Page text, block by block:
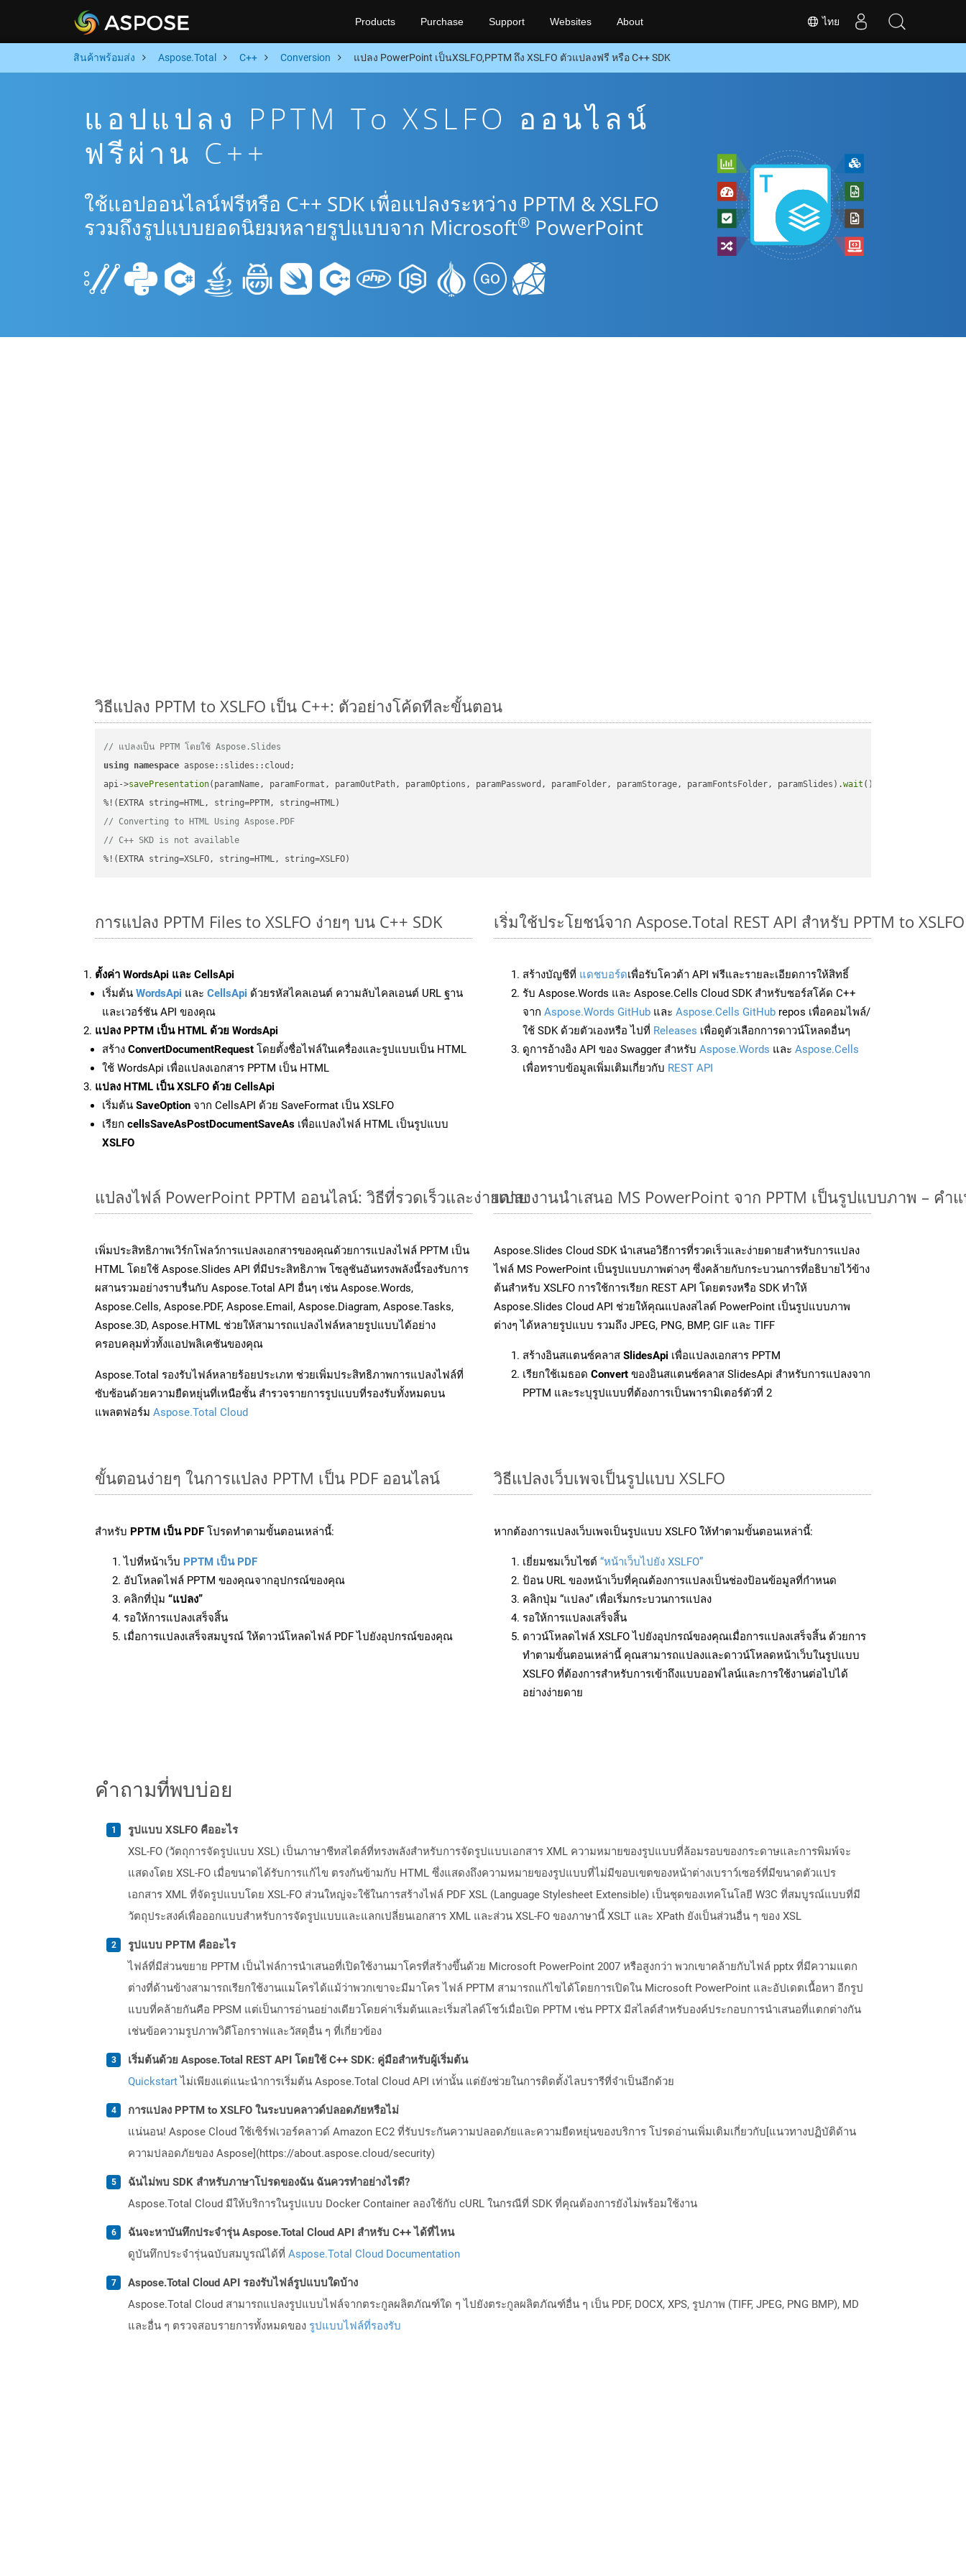
ไทย
Products Purchase Support Websites About
สินค้าพร้อมส่ง Aspose.Total C++ Conversion แปลง PowerPoint เป็นXSLFO,PPTM ถึง XSLFO ตัวแปลงฟรี หรือ C++ SDK
แอปแปลง PPTM To XSLFO ออนไลน์
ฟรีผ่าน C++
ใช้แอปออนไลน์ฟรีหรือ C++ SDK เพื่อแปลงระหว่าง PPTM & XSLFO
รวมถึงรูปแบบยอดนิยมหลายรูปแบบจาก Microsoft® PowerPoint
วิธีแปลง PPTM to XSLFO เป็น C++: ตัวอย่างโค้ดทีละขั้นตอน
// แปลงเป็น PPTM โดยใช้ Aspose.Slides
using namespace aspose::slides::cloud;
api->savePresentation(paramName, paramFormat, paramOutPath, paramOptions, paramPassword, paramFolder, paramStorage, paramFontsFolder, paramSlides).wait ();
// Converting to HTML Using Aspose.PDF
// C++ SKD is not available
%!(EXTRA string=XSLFO, string=HTML, string=XSLFO)
การแปลง PPTM Files to XSLFO ง่ายๆ บน C++ SDK
ตั้งค่า WordsApi และ CellsApi
เริ่มต้น WordsApi และ CellsApi ด้วยรหัสไคลเอนต์ ความลับไคลเอนต์ URL ฐาน
และเวอร์ชัน API ของคุณ
แปลง PPTM เป็น HTML ด้วย WordsApi
สร้าง ConvertDocumentRequest โดยตั้งชื่อไฟล์ในเครื่องและรูปแบบเป็น HTML
ใช้ WordsApi เพื่อแปลงเอกสาร PPTM เป็น HTML
แปลง HTML เป็น XSLFO ด้วย CellsApi
เริ่มต้น SaveOption จาก CellsAPI ด้วย SaveFormat เป็น XSLFO
เรียก cellsSaveAsPostDocumentSaveAs เพื่อแปลงไฟล์ HTML เป็นรูปแบบ
XSLFO
เริ่มใช้ประโยชน์จาก Aspose.Total REST API สำหรับ PPTM to XSLFO
สร้างบัญชีที่ แดชบอร์ดเพื่อรับโควต้า API ฟรีและรายละเอียดการให้สิทธิ์
รับ Aspose.Words และ Aspose.Cells Cloud SDK สำหรับซอร์สโค้ด C++
จาก Aspose.Words GitHub และ Aspose.Cells GitHub repos เพื่อคอมไพล์/
ใช้ SDK ด้วยตัวเองหรือ ไปที่ Releases เพื่อดูตัวเลือกการดาวน์โหลดอื่นๆ
ดูการอ้างอิง API ของ Swagger สำหรับ Aspose.Words และ Aspose.Cells
เพื่อทราบข้อมูลเพิ่มเติมเกี่ยวกับ REST API
แปลงไฟล์ PowerPoint PPTM ออนไลน์: วิธีที่รวดเร็วและง่ายดาย
เพิ่มประสิทธิภาพเวิร์กโฟลว์การแปลงเอกสารของคุณด้วยการแปลงไฟล์ PPTM เป็น
HTML โดยใช้ Aspose.Slides API ที่มีประสิทธิภาพ โซลูชันอันทรงพลังนี้รองรับการ
ผสานรวมอย่างราบรื่นกับ Aspose.Total API อื่นๆ เช่น Aspose.Words,
Aspose.Cells, Aspose.PDF, Aspose.Email, Aspose.Diagram, Aspose.Tasks,
Aspose.3D, Aspose.HTML ช่วยให้สามารถแปลงไฟล์หลายรูปแบบได้อย่าง
ครอบคลุมทั่วทั้งแอปพลิเคชันของคุณ
Aspose.Total รองรับไฟล์หลายร้อยประเภท ช่วยเพิ่มประสิทธิภาพการแปลงไฟล์ที่
ซับซ้อนด้วยความยืดหยุ่นที่เหนือชั้น สำรวจรายการรูปแบบที่รองรับทั้งหมดบน
แพลตฟอร์ม Aspose.Total Cloud
แปลงงานนำเสนอ MS PowerPoint จาก PPTM เป็นรูปแบบภาพ – ค
Aspose.Slides Cloud SDK นำเสนอวิธีการที่รวดเร็วและง่ายดายสำหรับการแปลง
ไฟล์ MS PowerPoint เป็นรูปแบบภาพต่างๆ ซึ่งคล้ายกับกระบวนการที่อธิบายไว้ข้าง
ต้นสำหรับ XSLFO การใช้การเรียก REST API โดยตรงหรือ SDK ทำให้
Aspose.Slides Cloud API ช่วยให้คุณแปลงสไลด์ PowerPoint เป็นรูปแบบภาพ
ต่างๆ ได้หลายรูปแบบ รวมถึง JPEG, PNG, BMP, GIF และ TIFF
สร้างอินสแตนซ์คลาส SlidesApi เพื่อแปลงเอกสาร PPTM
เรียกใช้เมธอด Convert ของอินสแตนซ์คลาส SlidesApi สำหรับการแปลงจาก
PPTM และระบุรูปแบบที่ต้องการเป็นพารามิเตอร์ตัวที่ 2
ขั้นตอนง่ายๆ ในการแปลง PPTM เป็น PDF ออนไลน์
สำหรับ PPTM เป็น PDF โปรดทำตามขั้นตอนเหล่านี้:
ไปที่หน้าเว็บ PPTM เป็น PDF
อัปโหลดไฟล์ PPTM ของคุณจากอุปกรณ์ของคุณ
คลิกที่ปุ่ม “แปลง”
รอให้การแปลงเสร็จสิ้น
เมื่อการแปลงเสร็จสมบูรณ์ ให้ดาวน์โหลดไฟล์ PDF ไปยังอุปกรณ์ของคุณ
วิธีแปลงเว็บเพจเป็นรูปแบบ XSLFO
หากต้องการแปลงเว็บเพจเป็นรูปแบบ XSLFO ให้ทำตามขั้นตอนเหล่านี้:
เยี่ยมชมเว็บไซต์ “หน้าเว็บไปยัง XSLFO”
ป้อน URL ของหน้าเว็บที่คุณต้องการแปลงเป็นช่องป้อนข้อมูลที่กำหนด
คลิกปุ่ม “แปลง” เพื่อเริ่มกระบวนการแปลง
รอให้การแปลงเสร็จสิ้น
ดาวน์โหลดไฟล์ XSLFO ไปยังอุปกรณ์ของคุณเมื่อการแปลงเสร็จสิ้น ด้วยการ
ทำตามขั้นตอนเหล่านี้ คุณสามารถแปลงและดาวน์โหลดหน้าเว็บในรูปแบบ
XSLFO ที่ต้องการสำหรับการเข้าถึงแบบออฟไลน์และการใช้งานต่อไปได้
อย่างง่ายดาย
คำถามที่พบบ่อย
รูปแบบ XSLFO คืออะไร
XSL-FO (วัตถุการจัดรูปแบบ XSL) เป็นภาษาชีทสไตล์ที่ทรงพลังสำหรับการจัดรูปแบบเอกสาร XML ความหมายของรูปแบบที่ล้อมรอบของกระดาษและการพิมพ์จะ
แสดงโดย XSL-FO เมื่อขนาดได้รับการแก้ไข ตรงกันข้ามกับ HTML ซึ่งแสดงถึงความหมายของรูปแบบที่ไม่มีขอบเขตของหน้าต่างเบราว์เซอร์ที่มีขนาดตัวแปร
เอกสาร XML ที่จัดรูปแบบโดย XSL-FO ส่วนใหญ่จะใช้ในการสร้างไฟล์ PDF XSL (Language Stylesheet Extensible) เป็นชุดของเทคโนโลยี W3C ที่สมบูรณ์แบบที่มี
วัตถุประสงค์เพื่อออกแบบสำหรับการจัดรูปแบบและแลกเปลี่ยนเอกสาร XML และส่วน XSL-FO ของภาษานี้ XSLT และ XPath ยังเป็นส่วนอื่น ๆ ของ XSL
รูปแบบ PPTM คืออะไร
ไฟล์ที่มีส่วนขยาย PPTM เป็นไฟล์การนำเสนอที่เปิดใช้งานมาโครที่สร้างขึ้นด้วย Microsoft PowerPoint 2007 หรือสูงกว่า พวกเขาคล้ายกับไฟล์ pptx ที่มีความแตก
ต่างที่ด้านข้างสามารถเรียกใช้งานแมโครได้แม้ว่าพวกเขาจะมีมาโคร ไฟล์ PPTM สามารถแก้ไขได้โดยการเปิดใน Microsoft PowerPoint และอัปเดตเนื้อหา อีกรูป
แบบที่คล้ายกันคือ PPSM แต่เป็นการอ่านอย่างเดียวโดยค่าเริ่มต้นและเริ่มสไลด์โชว์เมื่อเปิด PPTM เช่น PPTX มีสไลด์สำหรับองค์ประกอบการนำเสนอที่แตกต่างกัน
เช่นข้อความรูปภาพวิดีโอกราฟและวัสดุอื่น ๆ ที่เกี่ยวข้อง
เริ่มต้นด้วย Aspose.Total REST API โดยใช้ C++ SDK: คู่มือสำหรับผู้เริ่มต้น
Quickstartไม่เพียงแต่แนะนำการเริ่มต้น Aspose.Total Cloud API เท่านั้น แต่ยังช่วยในการติดตั้งไลบรารีที่จำเป็นอีกด้วย
การแปลง PPTM to XSLFO ในระบบคลาวด์ปลอดภัยหรือไม่
แน่นอน! Aspose Cloud ใช้เซิร์ฟเวอร์คลาวด์ Amazon EC2 ที่รับประกันความปลอดภัยและความยืดหยุ่นของบริการ โปรดอ่านเพิ่มเติมเกี่ยวกับ[แนวทางปฏิบัติด้าน
ความปลอดภัยของ Aspose](https://about.aspose.cloud/security)
ฉันไม่พบ SDK สำหรับภาษาโปรดของฉัน ฉันควรทำอย่างไรดี?
Aspose.Total Cloud มีให้บริการในรูปแบบ Docker Container ลองใช้กับ cURL ในกรณีที่ SDK ที่คุณต้องการยังไม่พร้อมใช้งาน
ฉันจะหาบันทึกประจำรุ่น Aspose.Total Cloud API สำหรับ C++ ได้ที่ไหน
ดูบันทึกประจำรุ่นฉบับสมบูรณ์ได้ที่ Aspose.Total Cloud Documentation
Aspose.Total Cloud API รองรับไฟล์รูปแบบใดบ้าง
Aspose.Total Cloud สามารถแปลงรูปแบบไฟล์จากตระกูลผลิตภัณฑ์ใด ๆ ไปยังตระกูลผลิตภัณฑ์อื่น ๆ เป็น PDF, DOCX, XPS, รูปภาพ (TIFF, JPEG, PNG BMP), MD
และอื่น ๆ ตรวจสอบรายการทั้งหมดของ รูปแบบไฟล์ที่รองรับ